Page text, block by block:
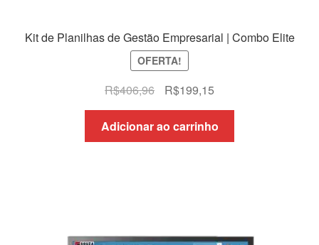
Kit de Planilhas de Gestão Empresarial | Combo Elite
OFERTA!
R$406,96
O
preço
original
era:
R$199,15O
preço
atual
é:
Adicionar ao carrinho